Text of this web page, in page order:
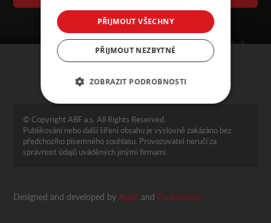
© Copyright ABF a.s. All Rights Reserved.
Publikování nebo další šíření obsahu je výslovně zakázáno bez
předchozího písemného souhlasu. Provozovatel neručí za
správnost údajů uváděných jinými firmami.
Designed and developed byAppli andGo bananas
PŘIJMOUT VŠECHNY
PŘIJMOUT NEZBYTNÉ
ZOBRAZIT PODROBNOSTI